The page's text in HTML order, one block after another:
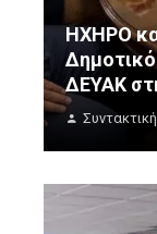
ΗΧΗΡΟ
ΔΕΥΑΚ